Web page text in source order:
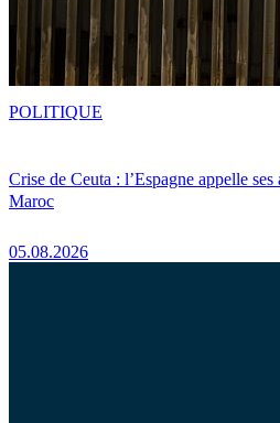
Crise de Ceuta : l’Espagne appelle
Maroc
05.08.2026
POLITIQUE